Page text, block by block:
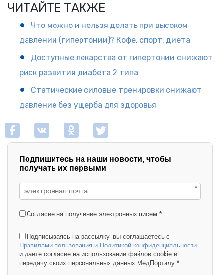
ЧИТАЙТЕ ТАКЖЕ
Что можно и нельзя делать при высоком
давлении (гипертонии)? Кофе, спорт, диета
Доступные лекарства от гипертонии снижают
риск развития диабета 2 типа
Статические силовые тренировки снижают
давление без ущерба для здоровья
Подпишитесь на наши новости, чтобы
получать их первыми
*
Согласие на получение электронных писем *
Подписываясь на рассылку, вы соглашаетесь с
Правилами пользования и Политикой конфиденциальности
и даете согласие на использование файлов cookie и
передачу своих персональных данных МедПорталу *